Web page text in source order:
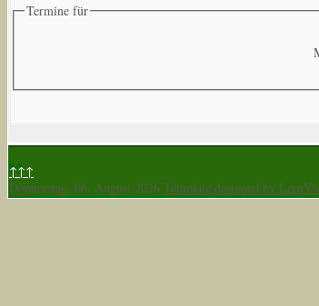
Termine für
↑↑↑
Donnerstag, 06. August 2026 Template designed by